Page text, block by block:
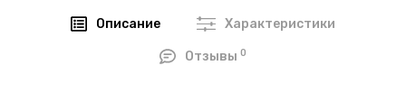
Описание Характеристики
Отзывы0